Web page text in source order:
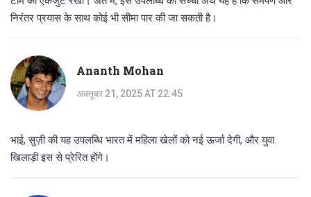
निरंतर प्रयास के साथ कोई भी सीमा पार की जा सकती है।
Ananth Mohan
अक्तूबर 21, 2025 AT 22:45
भाई, सुज़ी की यह उपलब्धि भारत में महिला खेलों को नई ऊर्जा देगी, और युवा
खिलाड़ी इस से प्रेरित होंगे।